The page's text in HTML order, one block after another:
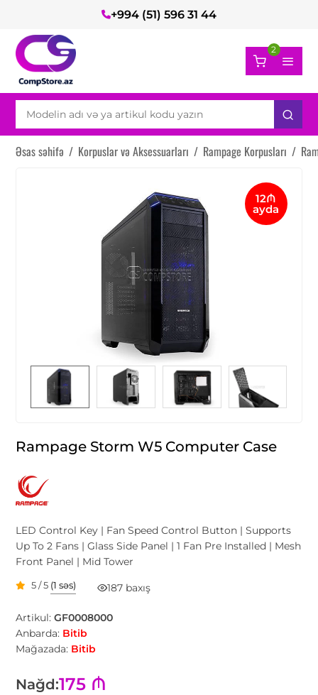
+994 (51) 596 31 44
2
Əsas səhifə / Korpuslar və Aksessuarları / Rampage Korpusları /
12₼
ayda
Rampage Storm W5 Computer Case
LED Control Key | Fan Speed Control Button | Supports
Up To 2 Fans | Glass Side Panel | 1 Fan Pre Installed | Mesh
Front Panel | Mid Tower
5 / 5 (1 səs) 187 baxış
Artikul:GF0008000
Anbarda: Bitib
Mağazada: Bitib
Nağd:175 ₼